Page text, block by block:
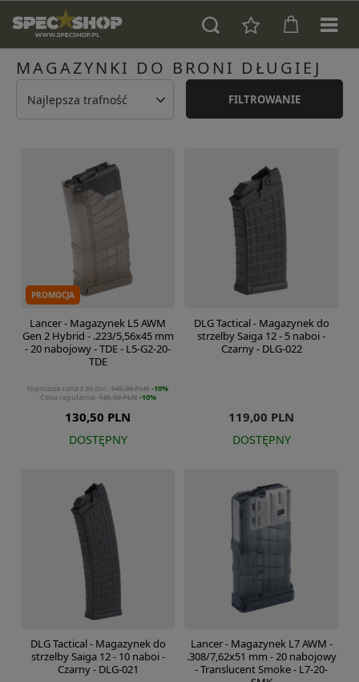
MAGAZYNKI DO BRONI DŁUGIEJ
Najlepsza trafność FILTROWANIE
PROMOCJA
Lancer - Magazynek L5 AWM
Gen 2 Hybrid - .223/5,56x45 mm
- 20 nabojowy - TDE - L5-G2-20-
TDE
130,50 PLN
Najniższa cena z 30 dni: 145,00 PLN -10%
Cena regularna: 145,00 PLN -10%
DOSTĘPNY
DLG Tactical - Magazynek do
strzelby Saiga 12 - 5 naboi -
Czarny - DLG-022
119,00 PLN
DOSTĘPNY
DLG Tactical - Magazynek do
strzelby Saiga 12 - 10 naboi -
Czarny - DLG-021
Lancer - Magazynek L7 AWM -
.308/7,62x51 mm - 20 nabojowy
- Translucent Smoke - L7-20-